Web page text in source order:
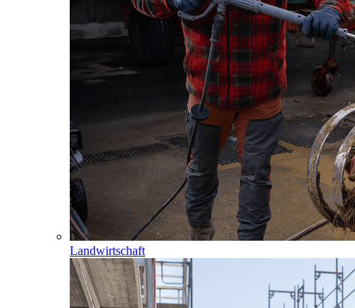
Landwirtschaft